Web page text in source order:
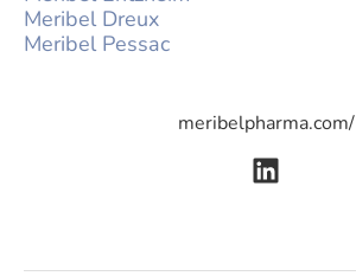
Meribel Dreux
Meribel Pessac
meribelpharma.com/